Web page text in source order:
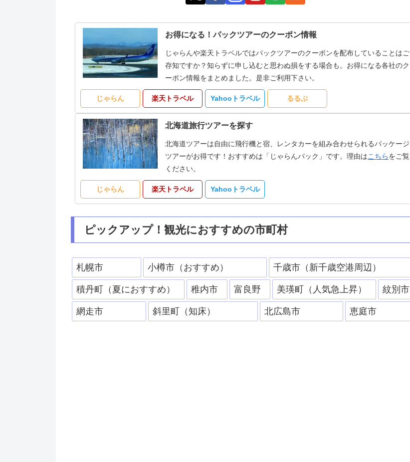
お得になる！パックツアーのクーポン情報
じゃらんや楽天トラベルではパックツアーのクーポンを配布していることはご
存知ですか？知らずに申し込むと思わぬ損をする場合も。お得になる各社のク
ーポン情報をまとめました。是非ご利用下さい。
じゃらん 楽天トラベル Yahooトラベル るるぶ
北海道旅行ツアーを探す
北海道ツアーは自由に飛行機と宿、レンタカーを組み合わせられるパッケージ
ツアーがお得です！おすすめは「じゃらんパック」です。理由はこちらをご覧
ください。
じゃらん 楽天トラベル Yahooトラベル
ピックアップ！観光におすすめの市町村
札幌市 小樽市（おすすめ） 千歳市（新千歳空港周辺）
積丹町（夏におすすめ） 稚内市 富良野 美瑛町（人気急上昇） 紋別市
網走市 斜里町（知床） 北広島市 恵庭市